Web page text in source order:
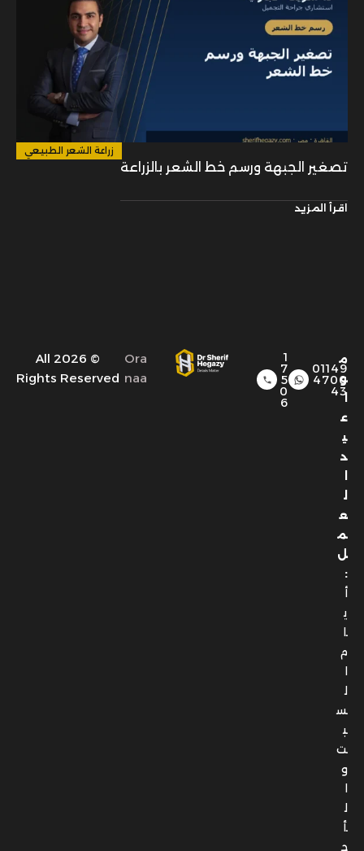
زراعة الشعر الطبيعي
تصغير الجبهة ورسم خط الشعر بالزراعة
اقرأ المزيد
م
و
ا
ع
ي
د
ل
ع
م
ل
:
أ
ي
ا
م
ا
ل
س
ب
ت
و
ا
ل
أ
ح
01149
4700
43
1
7
5
0
6
Ora
naa
© 2026 All
Rights Reserved